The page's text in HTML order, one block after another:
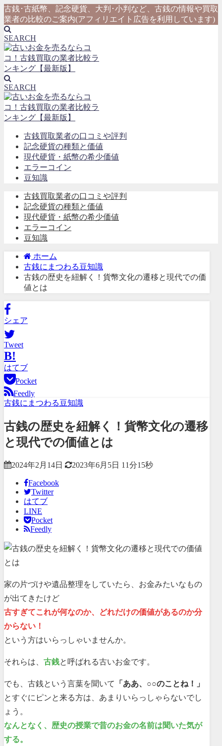
古銭･古紙幣、記念硬貨、大判･小判など、古銭の情報や買取
業者の比較のご案内(アフィリエイト広告を利用しています)
SEARCH
SEARCH
古銭買取業者の口コミや評判
記念硬貨の種類と価値
現代硬貨・紙幣の希少価値
エラーコイン
豆知識
古銭買取業者の口コミや評判
記念硬貨の種類と価値
現代硬貨・紙幣の希少価値
エラーコイン
豆知識
ホーム
古銭にまつわる豆知識
古銭の歴史を紐解く！貨幣文化の遷移と現代での価
値とは
シェア
Tweet
B!
はてブ
Pocket
Feedly
古銭にまつわる豆知識
古銭の歴史を紐解く！貨幣文化の遷移
と現代での価値とは
2024年2月14日 2023年6月5日 11分15秒
Facebook
Twitter
はてブ
LINE
Pocket
Feedly
家の片づけや遺品整理をしていたら、お金みたいなもの
が出てきたけど
古すぎてこれが何なのか、どれだけの価値があるのか分
からない！
という方はいらっしゃいませんか。
それらは、 古銭と呼ばれる古いお金です。
でも、古銭という言葉を聞いて
「ああ、○○のことね！」
とすぐにピンと来る方は、あまりいらっしゃらないでし
ょう。
なんとなく、歴史の授業で昔のお金の名前は聞いた気が
する。